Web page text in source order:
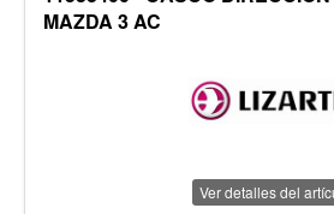
MAZDA 3 AC
Ver detalles del